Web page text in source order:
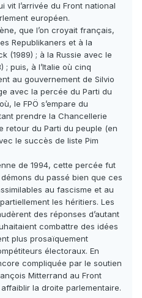
vit l’arrivée du Front national
européen.
que l’on croyait français,
Republikaners et à la
(1989) ; à la Russie avec le
; puis, à l’Italie où cinq
au gouvernement de Silvio
avec la percée du Parti du
le FPÖ s’empare du
prendre la Chancellerie
retour du Parti du peuple (en
le succès de liste Pim
de 1994, cette percée fut
du passé bien que ces
au fascisme et au
les héritiers. Les
des réponses d’autant
combattre des idées
plus prosaïquement
électoraux. En
compliquée par le soutien
Mitterrand au Front
la droite parlementaire.